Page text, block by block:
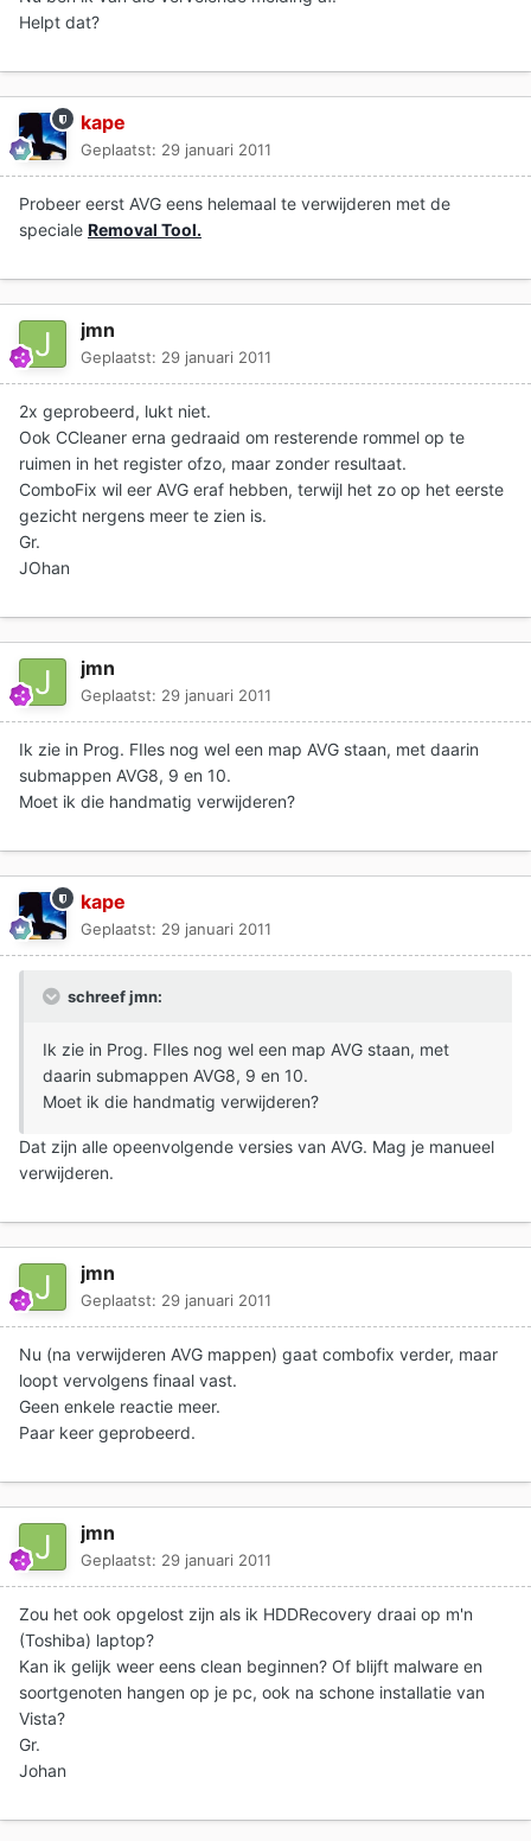
Helpt dat?
kape
Geplaatst: 29 januari 2011
Probeer eerst AVG eens helemaal te verwijderen met de
speciale Removal Tool.
jmn
Geplaatst: 29 januari 2011
2x geprobeerd, lukt niet.
Ook CCleaner erna gedraaid om resterende rommel op te
ruimen in het register ofzo, maar zonder resultaat.
ComboFix wil eer AVG eraf hebben, terwijl het zo op het eerste
gezicht nergens meer te zien is.
Gr.
JOhan
jmn
Geplaatst: 29 januari 2011
Ik zie in Prog. FIles nog wel een map AVG staan, met daarin
submappen AVG8, 9 en 10.
Moet ik die handmatig verwijderen?
kape
Geplaatst: 29 januari 2011
schreef jmn:
Ik zie in Prog. FIles nog wel een map AVG staan, met
daarin submappen AVG8, 9 en 10.
Moet ik die handmatig verwijderen?
Dat zijn alle opeenvolgende versies van AVG. Mag je manueel
verwijderen.
jmn
Geplaatst: 29 januari 2011
Nu (na verwijderen AVG mappen) gaat combofix verder, maar
loopt vervolgens finaal vast.
Geen enkele reactie meer.
Paar keer geprobeerd.
jmn
Geplaatst: 29 januari 2011
Zou het ook opgelost zijn als ik HDDRecovery draai op m'n
(Toshiba) laptop?
Kan ik gelijk weer eens clean beginnen? Of blijft malware en
soortgenoten hangen op je pc, ook na schone installatie van
Vista?
Gr.
Johan